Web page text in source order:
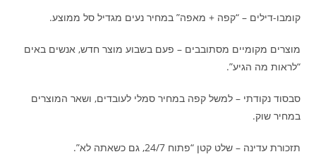
קומבו-דילים – “קפה + מאפה” במחיר נעים מגדיל סל ממוצע.
מוצרים מקומיים מסתובבים – פעם בשבוע מוצר חדש, אנשים באים
“לראות מה הגיע”.
סבסוד נקודתי – למשל קפה במחיר סמלי לעובדים, ושאר המוצרים
במחיר שוק.
תזכורת עדינה – שלט קטן “פתוח 24/7, גם כשאתה לא”.